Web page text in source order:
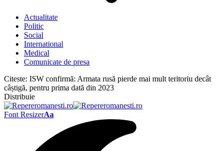
Actualitate
Politic
Social
International
Medical
Comunicate de presa
Citeste: ISW confirmă: Armata rusă pierde mai mult teritoriu decât
câștigă, pentru prima dată din 2023
Distribuie
Font ResizerAa